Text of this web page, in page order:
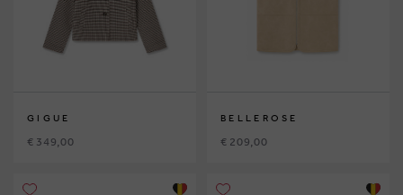
GIGUE
€ 349,00
BELLEROSE
€ 209,00